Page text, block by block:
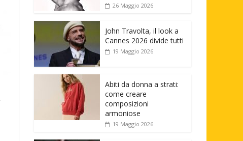
26 Maggio 2026
John Travolta, il look a
Cannes 2026 divide tutti
19 Maggio 2026
Abiti da donna a strati:
come creare
composizioni
armoniose
19 Maggio 2026